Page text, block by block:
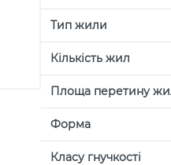
Тип жили
Кількість жил
Площа перетину
Форма
Класу гнучкості